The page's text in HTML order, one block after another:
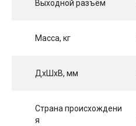
Выходной разъём
Масса, кг
ДхШхВ, мм
Страна происхождени
я